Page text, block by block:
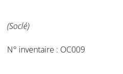
(Soclé)
N° inventaire : OC009